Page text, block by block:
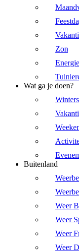
Zon
Energie
Wat ga je doen?
Buitenland
Weer
Weer
Weer
Weer